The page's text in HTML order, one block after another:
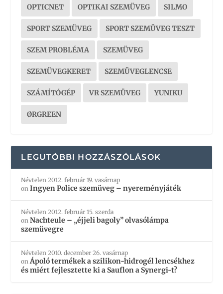
OPTICNET OPTIKAI SZEMÜVEG SILMO
SPORT SZEMÜVEG SPORT SZEMÜVEG TESZT
SZEM PROBLÉMA SZEMÜVEG
SZEMÜVEGKERET SZEMÜVEGLENCSE
SZÁMÍTÓGÉP VR SZEMÜVEG YUNIKU
ØRGREEN
LEGUTÓBBI HOZZÁSZÓLÁSOK
Névtelen 2012. február 19. vasárnap
onIngyen Police szemüveg – nyereményjáték
Névtelen 2012. február 15. szerda
onNachteule – „éjjeli bagoly” olvasólámpa
szemüvegre
Névtelen 2010. december 26. vasárnap
onÁpoló termékek a szilikon-hidrogél lencsékhez
és miért fejlesztette ki a Sauflon a Synergi-t?